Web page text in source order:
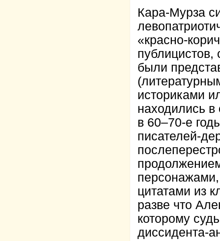
Кара-Мурза
«красно-
публицистов,
были
историками
находились в
в 60–70-е
писателей-
цитатами из
разве что
которому
диссидента-